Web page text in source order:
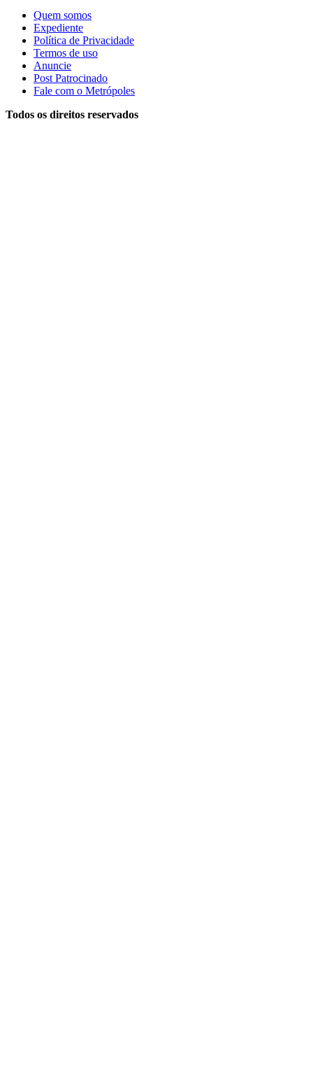
Quem somos
Expediente
Política de Privacidade
Termos de uso
Anuncie
Post Patrocinado
Fale com o Metrópoles
Todos os direitos reservados